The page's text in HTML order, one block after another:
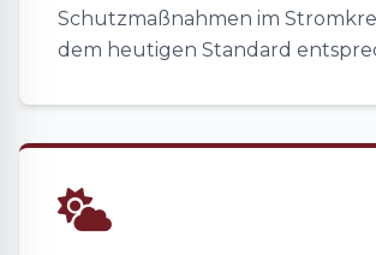
Schutzmaßnahmen im
dem heutigen Standard